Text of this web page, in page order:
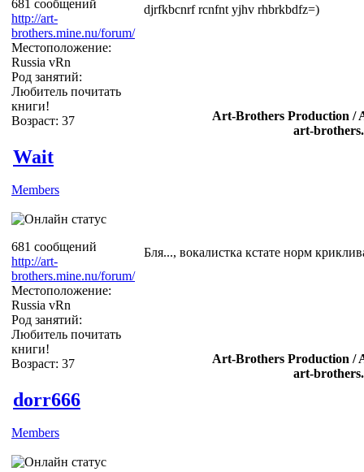
681 сообщений
http://art-
brothers.mine.nu/forum/
Местоположение:
Russia vRn
Род занятий:
Любитель почитать
книги!
Возраст: 37
djrfkbcnrf rcnfnt yjhv rhbrkbdfz=)
Art-Brothers Production /
art-
Wait
Members
681 сообщений
http://art-
brothers.mine.nu/forum/
Местоположение:
Russia vRn
Род занятий:
Любитель почитать
книги!
Возраст: 37
Бля..., вокалистка кстате норм
Art-Brothers Production /
art-
dorr666
Members